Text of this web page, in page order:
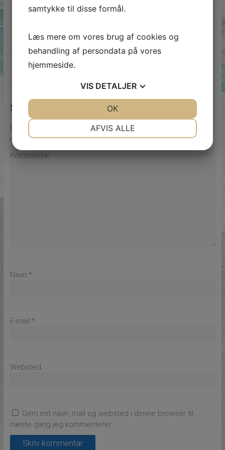
←
Genbrug af kobberskrot for maksimal rentabilitet
→
Skriv et svar
Din e-mailadresse vil ikke blive publiceret.
markeret med*
Kommentar
Navn *
E-mail *
Websted
Gem mit navn, mail og websted i denne browser til
næste gang jeg kommenterer.
samtykke til disse formål.
Læs mere om vores brug af cookies og
behandling af persondata på vores
hjemmeside.
VIS DETALJER
AFVIS ALLE
OK